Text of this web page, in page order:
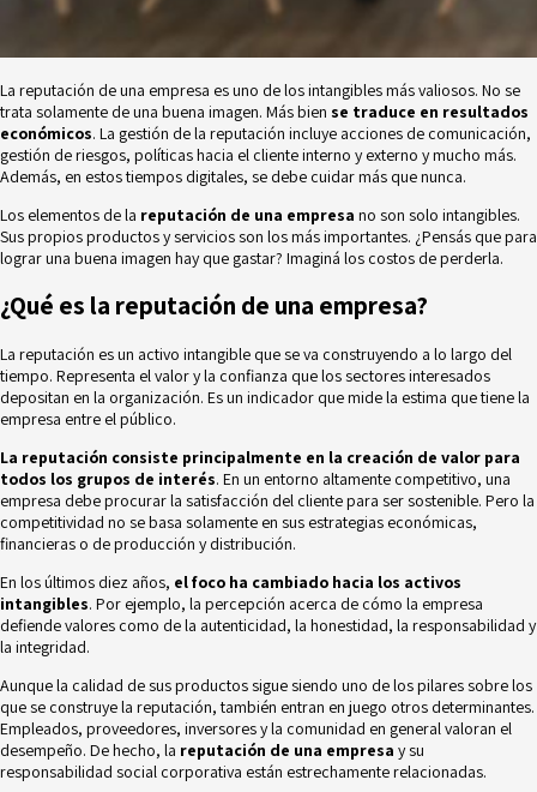
La reputación de una empresa es uno de los intangibles más valiosos. No se
trata solamente de una buena imagen. Más bien se traduce en resultados
económicos. La gestión de la reputación incluye acciones de comunicación,
gestión de riesgos, políticas hacia el cliente interno y externo y mucho más.
Además, en estos tiempos digitales, se debe cuidar más que nunca.
Los elementos de la reputación de una empresa no son solo intangibles.
Sus propios productos y servicios son los más importantes. ¿Pensás que para
lograr una buena imagen hay que gastar? Imaginá los costos de perderla.
¿Qué es la reputación de una empresa?
La reputación es un activo intangible que se va construyendo a lo largo del
tiempo. Representa el valor y la confianza que los sectores interesados
depositan en la organización. Es un indicador que mide la estima que tiene la
empresa entre el público.
La reputación consiste principalmente en la creación de valor para
todos los grupos de interés. En un entorno altamente competitivo, una
empresa debe procurar la satisfacción del cliente para ser sostenible. Pero la
competitividad no se basa solamente en sus estrategias económicas,
financieras o de producción y distribución.
En los últimos diez años, el foco ha cambiado hacia los activos
intangibles. Por ejemplo, la percepción acerca de cómo la empresa
defiende valores como de la autenticidad, la honestidad, la responsabilidad y
la integridad.
Aunque la calidad de sus productos sigue siendo uno de los pilares sobre los
que se construye la reputación, también entran en juego otros determinantes.
Empleados, proveedores, inversores y la comunidad en general valoran el
desempeño. De hecho, la reputación de una empresa y su
responsabilidad social corporativa están estrechamente relacionadas.